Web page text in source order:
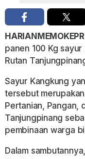
panen 100 Kg
Rutan
Sayur Kangkung
tersebut
Pertanian, Pangan,
Tanjungpinang
pembinaan warga
Dalam